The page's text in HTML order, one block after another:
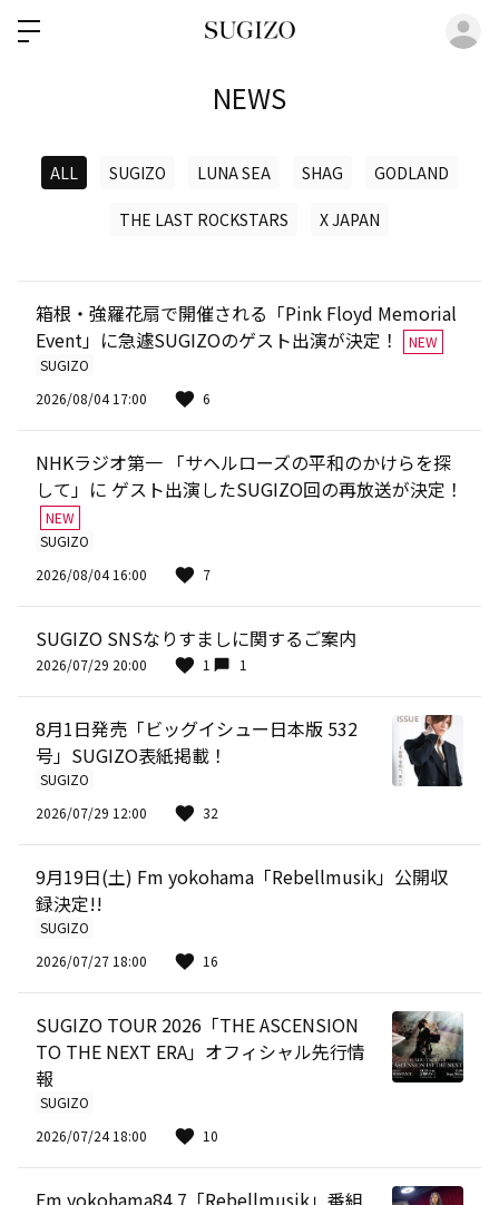
NEWS
ALL SUGIZO LUNA SEA SHAG GODLAND
THE LAST ROCKSTARS X JAPAN
箱根・強羅花扇で開催される「Pink Floyd Memorial
Event」に急遽SUGIZOのゲスト出演が決定！
NEW
SUGIZO
2026/08/04 17:00
6
NHKラジオ第一 「サヘルローズの平和のかけらを探
して」に ゲスト出演したSUGIZO回の再放送が決定！
NEW
SUGIZO
2026/08/04 16:00
7
SUGIZO SNSなりすましに関するご案内
2026/07/29 20:00 1 1
8月1日発売「ビッグイシュー日本版 532
号」SUGIZO表紙掲載！
SUGIZO
2026/07/29 12:00
32
9月19日(土) Fm yokohama「Rebellmusik」公開収
録決定!!
SUGIZO
2026/07/27 18:00
16
SUGIZO TOUR 2026「THE ASCENSION
TO THE NEXT ERA」オフィシャル先行情
報
SUGIZO
2026/07/24 18:00
10
Fm yokohama84.7「Rebellmusik」番組